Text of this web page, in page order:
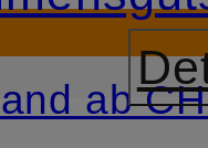
ab